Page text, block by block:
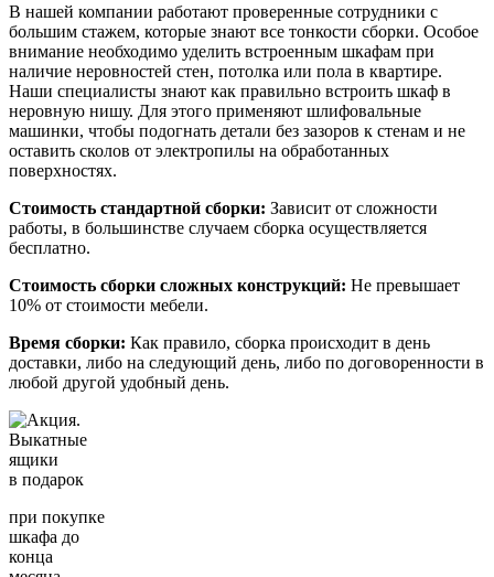
В нашей компании работают проверенные сотрудники с
большим стажем, которые знают все тонкости сборки. Особое
внимание необходимо уделить встроенным шкафам при
наличие неровностей стен, потолка или пола в квартире.
Наши специалисты знают как правильно встроить шкаф в
неровную нишу. Для этого применяют шлифовальные
машинки, чтобы подогнать детали без зазоров к стенам и не
оставить сколов от электропилы на обработанных
поверхностях.
Стоимость стандартной сборки: Зависит от сложности
работы, в большинстве случаем сборка осуществляется
бесплатно.
Стоимость сборки сложных конструкций: Не превышает
10% от стоимости мебели.
Время сборки: Как правило, сборка происходит в день
доставки, либо на следующий день, либо по договоренности в
любой другой удобный день.
Выкатные
ящики
в подарок
при покупке
шкафа до
конца